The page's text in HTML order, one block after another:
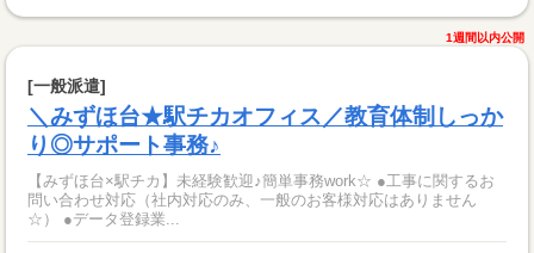
1週間以内公開
[一般派遣]
＼みずほ台★駅チカオフィス／教育体制しっか
り◎サポート事務♪
【みずほ台×駅チカ】未経験歓迎♪簡単事務work☆ ●工事に関するお
問い合わせ対応（社内対応のみ、一般のお客様対応はありません
☆） ●データ登録業...